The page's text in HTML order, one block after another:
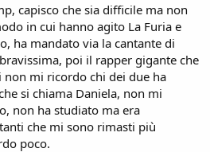
capisco che sia difficile ma non
in cui hanno agito La Furia e
ha mandato via la cantante di
poi il rapper gigante che
non mi ricordo chi dei due ha
si chiama Daniela, non mi
non ha studiato ma era
che mi sono rimasti più
poco.